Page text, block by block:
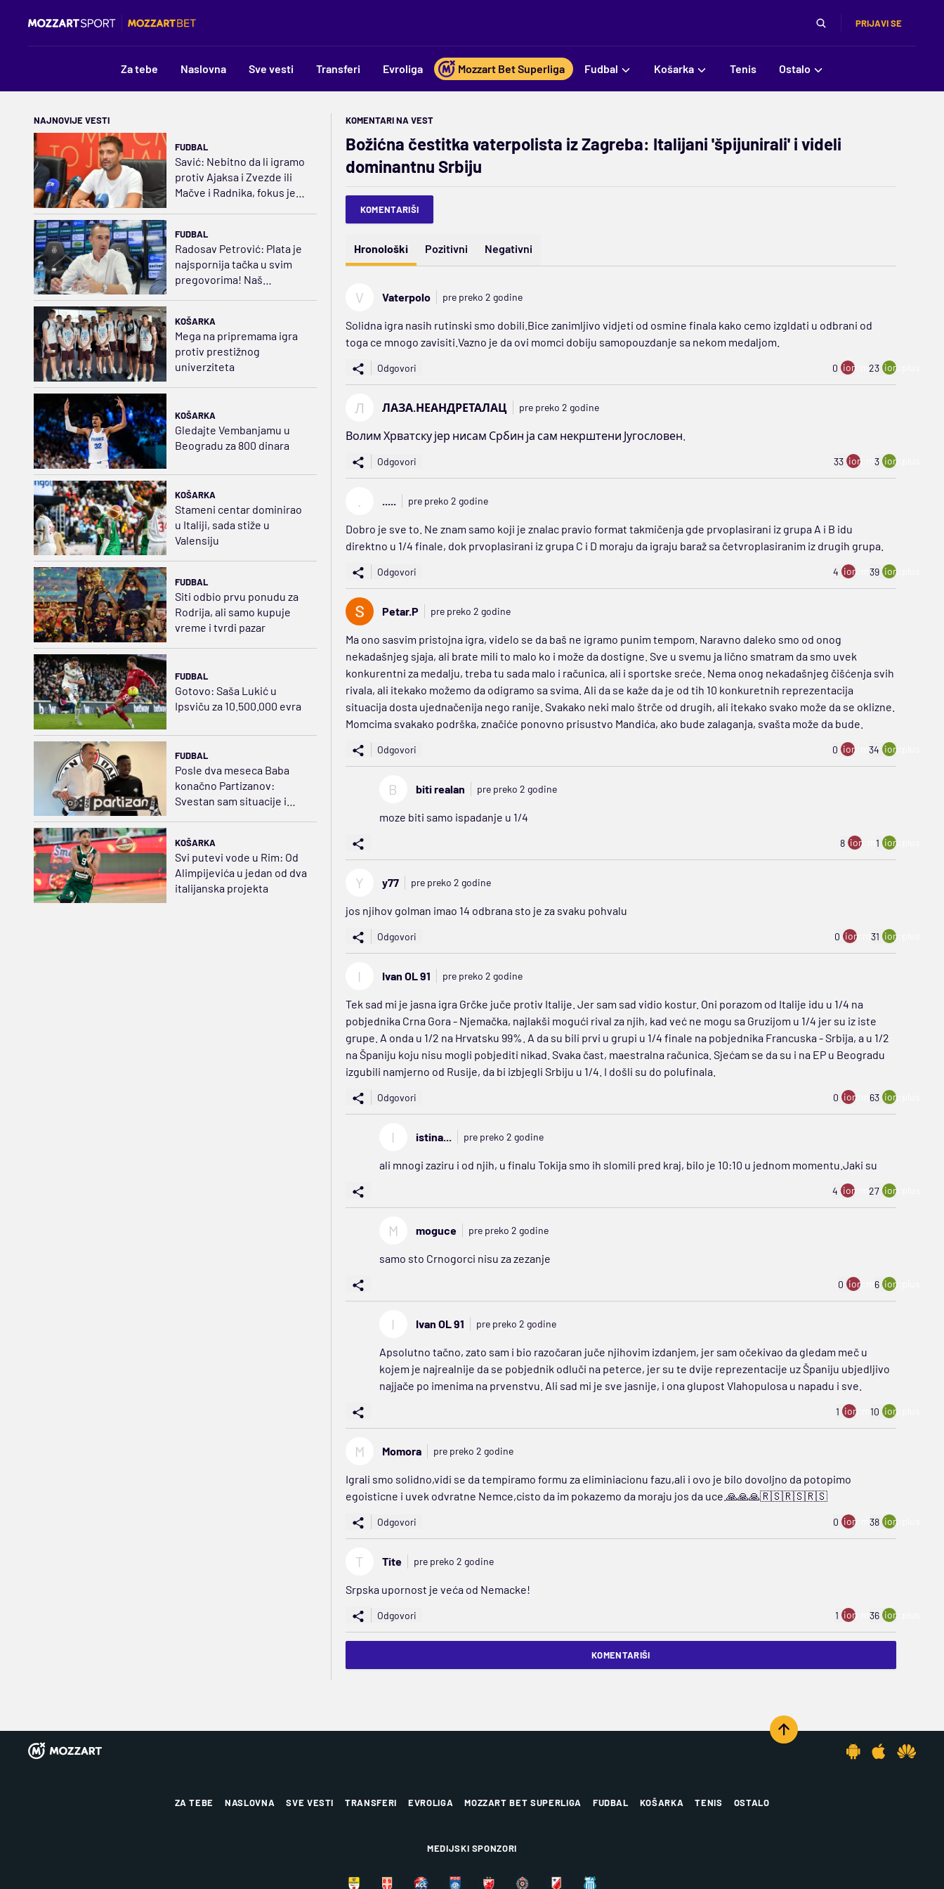
PRIJAVI SE
Za tebe Naslovna Sve vesti Transferi Evroliga Mozzart Bet Superliga Fudbal Košarka Tenis Ostalo
NAJNOVIJE VESTI
FUDBAL
Savić: Nebitno da li igramo
protiv Ajaksa i Zvezde ili
Mačve i Radnika, fokus je
FUDBAL
Radosav Petrović: Plata je
najspornija tačka u svim
pregovorima! Naš
KOŠARKA
Mega na pripremama igra
protiv prestižnog
univerziteta
KOŠARKA
Gledajte Vembanjamu u
Beogradu za 800 dinara
KOŠARKA
Stameni centar dominirao
u Italiji, sada stiže u
Valensiju
FUDBAL
Siti odbio prvu ponudu za
Rodrija, ali samo kupuje
vreme i tvrdi pazar
FUDBAL
Gotovo: Saša Lukić u
Ipsviču za 10.500.000 evra
FUDBAL
Posle dva meseca Baba
konačno Partizanov:
Svestan sam situacije i
KOŠARKA
Svi putevi vode u Rim: Od
Alimpijevića u jedan od dva
italijanska projekta
KOMENTARI NA VEST
Božićna čestitka vaterpolista iz Zagreba: Italijani 'špijunirali' i videli
dominantnu Srbiju
KOMENTARIŠI
Hronološki Pozitivni Negativni
V Vaterpolo pre preko 2 godine
Solidna igra nasih rutinski smo dobili.Bice zanimljivo vidjeti od osmine finala kako cemo izgldati u odbrani od
toga ce mnogo zavisiti.Vazno je da ovi momci dobiju samopouzdanje sa nekom medaljom.
Odgovori 0 ion:minus
23 ion:plus
Л ЛАЗА.НЕАНДРЕТАЛАЦ pre preko 2 godine
Волим Хрватску јер нисам Србин ја сам некрштени Југословен.
Odgovori 33 ion:minus
3 ion:plus
. ..... pre preko 2 godine
Dobro je sve to. Ne znam samo koji je znalac pravio format takmičenja gde prvoplasirani iz grupa A i B idu
direktno u 1/4 finale, dok prvoplasirani iz grupa C i D moraju da igraju baraž sa četvroplasiranim iz drugih grupa.
Odgovori 4 ion:minus
39 ion:plus
Petar.P pre preko 2 godine
Ma ono sasvim pristojna igra, videlo se da baš ne igramo punim tempom. Naravno daleko smo od onog
nekadašnjeg sjaja, ali brate mili to malo ko i može da dostigne. Sve u svemu ja lično smatram da smo uvek
konkurentni za medalju, treba tu sada malo i računica, ali i sportske sreće. Nema onog nekadašnjeg čišćenja svih
rivala, ali itekako možemo da odigramo sa svima. Ali da se kaže da je od tih 10 konkuretnih reprezentacija
situacija dosta ujednačenija nego ranije. Svakako neki malo štrče od drugih, ali itekako svako može da se oklizne.
Momcima svakako podrška, značiće ponovno prisustvo Mandića, ako bude zalaganja, svašta može da bude.
Odgovori 0 ion:minus
34 ion:plus
B biti realan pre preko 2 godine
moze biti samo ispadanje u 1/4
8 ion:minus
1 ion:plus
Y y77 pre preko 2 godine
jos njihov golman imao 14 odbrana sto je za svaku pohvalu
Odgovori 0 ion:minus
31 ion:plus
I Ivan OL 91 pre preko 2 godine
Tek sad mi je jasna igra Grčke juče protiv Italije. Jer sam sad vidio kostur. Oni porazom od Italije idu u 1/4 na
pobjednika Crna Gora - Njemačka, najlakši mogući rival za njih, kad već ne mogu sa Gruzijom u 1/4 jer su iz iste
grupe. A onda u 1/2 na Hrvatsku 99%. A da su bili prvi u grupi u 1/4 finale na pobjednika Francuska - Srbija, a u 1/2
na Španiju koju nisu mogli pobjediti nikad. Svaka čast, maestralna računica. Sjećam se da su i na EP u Beogradu
izgubili namjerno od Rusije, da bi izbjegli Srbiju u 1/4. I došli su do polufinala.
Odgovori 0 ion:minus
63 ion:plus
I istina... pre preko 2 godine
ali mnogi zaziru i od njih, u finalu Tokija smo ih slomili pred kraj, bilo je 10:10 u jednom momentu.Jaki su
4 ion:minus
27 ion:plus
M moguce pre preko 2 godine
samo sto Crnogorci nisu za zezanje
0 ion:minus
6 ion:plus
I Ivan OL 91 pre preko 2 godine
Apsolutno tačno, zato sam i bio razočaran juče njihovim izdanjem, jer sam očekivao da gledam meč u
kojem je najrealnije da se pobjednik odluči na peterce, jer su te dvije reprezentacije uz Španiju ubjedljivo
najjače po imenima na prvenstvu. Ali sad mi je sve jasnije, i ona glupost Vlahopulosa u napadu i sve.
1 ion:minus
10 ion:plus
M Momora pre preko 2 godine
Igrali smo solidno,vidi se da tempiramo formu za eliminiacionu fazu,ali i ovo je bilo dovoljno da potopimo
egoisticne i uvek odvratne Nemce,cisto da im pokazemo da moraju jos da uce.🙏🙏🙏🇷🇸🇷🇸🇷🇸
Odgovori 0 ion:minus
38 ion:plus
T Tite pre preko 2 godine
Srpska upornost je veća od Nemacke!
Odgovori 1 ion:minus
36 ion:plus
KOMENTARIŠI
ZA TEBE NASLOVNA SVE VESTI TRANSFERI EVROLIGA MOZZART BET SUPERLIGA FUDBAL KOŠARKA TENIS OSTALO
MEDIJSKI SPONZORI